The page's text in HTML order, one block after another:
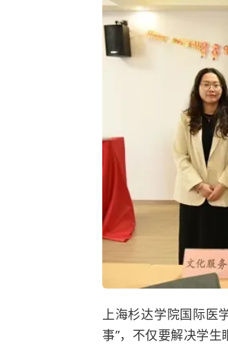
上海杉达学院国际医
事”，不仅要解决学